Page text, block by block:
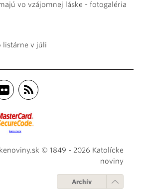
vo vzájomnej láske - fotogaléria
listárne v júli
© 1849 - 2026 Katolícke
noviny
Archív